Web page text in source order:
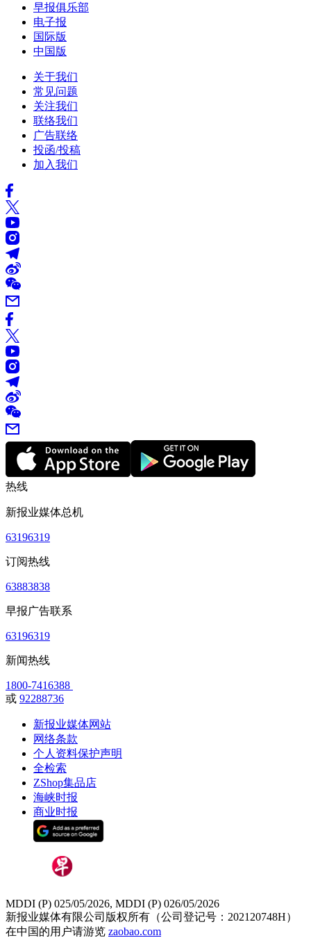
早报俱乐部
电子报
国际版
中国版
关于我们
常见问题
关注我们
联络我们
广告联络
投函/投稿
加入我们
热线
新报业媒体总机
63196319
订阅热线
63883838
早报广告联系
63196319
新闻热线
1800-7416388
或 92288736
新报业媒体网站
网络条款
个人资料保护声明
全检索
ZShop集品店
海峡时报
商业时报
MDDI (P) 025/05/2026, MDDI (P) 026/05/2026
新报业媒体有限公司版权所有（公司登记号：202120748H）
在中国的用户请游览 zaobao.com